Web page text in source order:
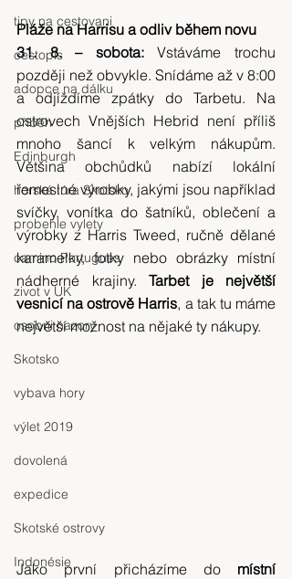
tipy na cestovani
cestopis
adopce na dálku
příběh
Edinburgh
horská túra Skotsko
probehle vylety
camino Portugues
zivot v UK
osobni nazory
Skotsko
vybava hory
výlet 2019
dovolená
expedice
Skotské ostrovy
Indonésie
Pláže na Harrisu a odliv během novu
31. 8. – sobota: Vstáváme trochu
později než obvykle. Snídáme až v 8:00
a odjíždíme zpátky do Tarbetu. Na
ostrovech Vnějších Hebrid není příliš
mnoho šancí k velkým nákupům.
Většina obchůdků nabízí lokální
řemeslné výrobky, jakými jsou například
svíčky, vonítka do šatníků, oblečení a
výrobky z Harris Tweed, ručně dělané
karamelky, fotky nebo obrázky místní
nádherné krajiny. Tarbet je největší
vesnicí na ostrově Harris, a tak tu máme
největší možnost na nějaké ty nákupy.
Jako první přicházíme do místní